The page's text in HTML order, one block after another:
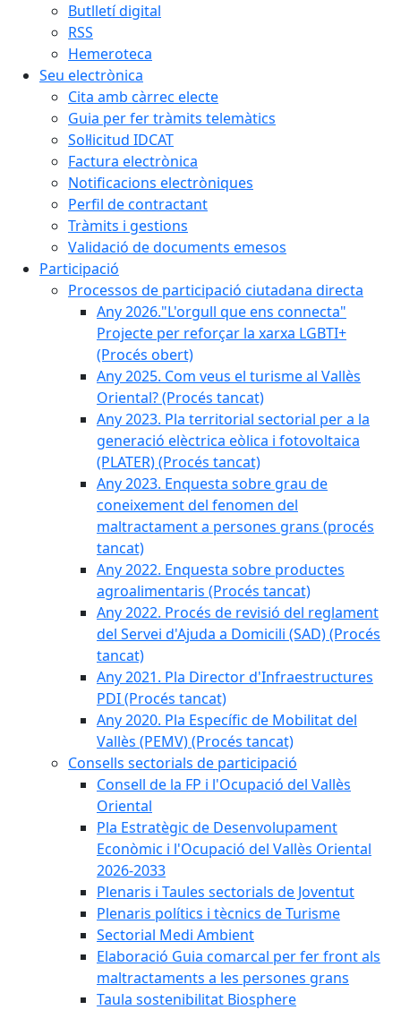
Butlletí digital
RSS
Hemeroteca
Seu electrònica
Cita amb càrrec electe
Guia per fer tràmits telemàtics
Sol·licitud IDCAT
Factura electrònica
Notificacions electròniques
Perfil de contractant
Tràmits i gestions
Validació de documents emesos
Participació
Processos de participació ciutadana directa
Any 2026."L'orgull que ens connecta"
Projecte per reforçar la xarxa LGBTI+
(Procés obert)
Any 2025. Com veus el turisme al Vallès
Oriental? (Procés tancat)
Any 2023. Pla territorial sectorial per a la
generació elèctrica eòlica i fotovoltaica
(PLATER) (Procés tancat)
Any 2023. Enquesta sobre grau de
coneixement del fenomen del
maltractament a persones grans (procés
tancat)
Any 2022. Enquesta sobre productes
agroalimentaris (Procés tancat)
Any 2022. Procés de revisió del reglament
del Servei d'Ajuda a Domicili (SAD) (Procés
tancat)
Any 2021. Pla Director d'Infraestructures
PDI (Procés tancat)
Any 2020. Pla Específic de Mobilitat del
Vallès (PEMV) (Procés tancat)
Consells sectorials de participació
Consell de la FP i l'Ocupació del Vallès
Oriental
Pla Estratègic de Desenvolupament
Econòmic i l'Ocupació del Vallès Oriental
2026-2033
Plenaris i Taules sectorials de Joventut
Plenaris polítics i tècnics de Turisme
Sectorial Medi Ambient
Elaboració Guia comarcal per fer front als
maltractaments a les persones grans
Taula sostenibilitat Biosphere